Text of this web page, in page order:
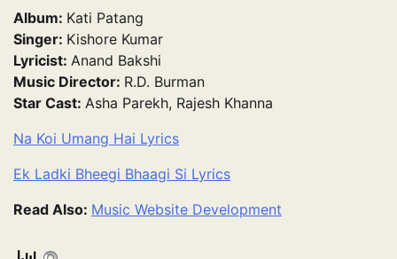
Album: Kati Patang
Singer: Kishore Kumar
Lyricist: Anand Bakshi
Music Director: R.D. Burman
Star Cast: Asha Parekh, Rajesh Khanna
Na Koi Umang Hai Lyrics
Ek Ladki Bheegi Bhaagi Si Lyrics
Read Also: Music Website Development